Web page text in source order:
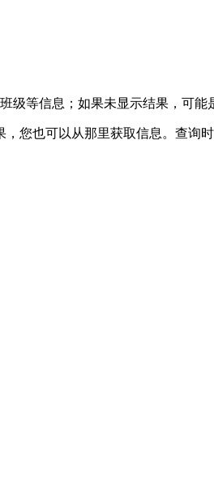
等信息；如果未显示结果，可能
您也可以从那里获取信息。查询